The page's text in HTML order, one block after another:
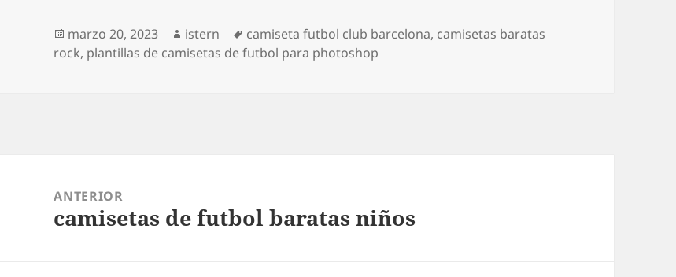
Publicado
el
marzo 20, 2023 Autor
istern Etiquetas
camiseta futbol club barcelona, camisetas baratas
rock, plantillas de camisetas de futbol para photoshop
entradas
ANTERIOR
Entrada
camisetas de futbol baratas niños